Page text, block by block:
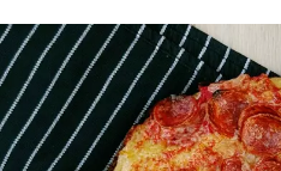
Zone de livraison